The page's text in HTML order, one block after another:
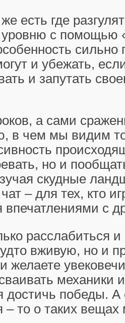
есть где
с помощью
и убежать,
и запутать
а сами
в чем мы видим
но и
скудные
– для тех, кто
с
расслабиться
вживую, но и
желаете
механики
достичь победы.
– то о таких